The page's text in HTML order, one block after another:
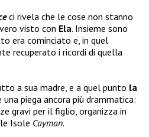
ci rivela che le cose non stanno
visto con Ela. Insieme sono
era cominciato e, in quel
recuperato i ricordi di quella
a sua madre, e a quel punto la
una piega ancora più drammatica:
gravi per il figlio, organizza in
Isole Cayman.